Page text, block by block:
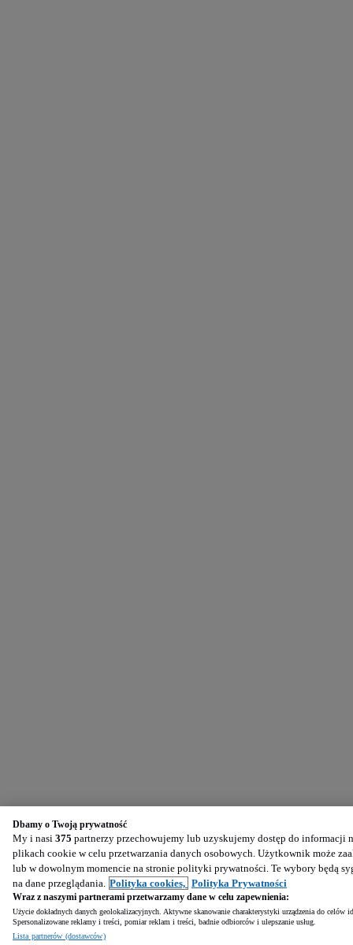
Dbamy o Twoją prywatność
My i nasi 375 partnerzy przechowujemy lub uzyskujemy dostęp do
plikach cookie w celu przetwarzania danych osobowych. Użytkownik może
lub w dowolnym momencie na stronie polityki prywatności. Te wybory będą
na dane przeglądania. Polityka cookies, Polityka Prywatności
Wraz z naszymi partnerami przetwarzamy dane w celu zapewnienia:
Użycie dokładnych danych geolokalizacyjnych. Aktywne skanowanie charakterystyki urządzenia do
Spersonalizowane reklamy i treści, pomiar reklam i treści, badnie odbiorców i ulepszanie usług.
Lista partnerów (dostawców)